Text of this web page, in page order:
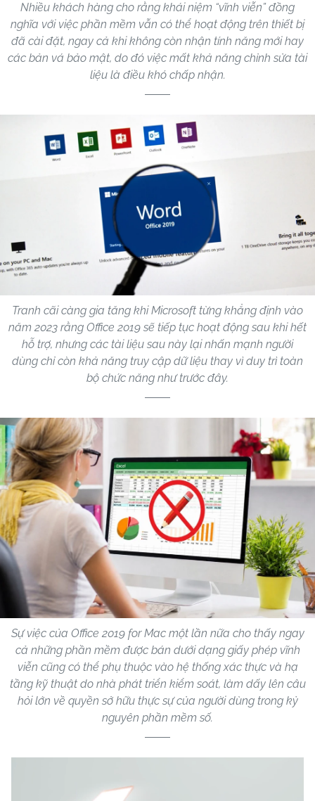
Nhiều khách hàng cho rằng khái niệm “vĩnh viễn” đồng
nghĩa với việc phần mềm vẫn có thể hoạt động trên thiết bị
đã cài đặt, ngay cả khi không còn nhận tính năng mới hay
các bản vá bảo mật, do đó việc mất khả năng chỉnh sửa tài
liệu là điều khó chấp nhận.
Tranh cãi càng gia tăng khi Microsoft từng khẳng định vào
năm 2023 rằng Office 2019 sẽ tiếp tục hoạt động sau khi hết
hỗ trợ, nhưng các tài liệu sau này lại nhấn mạnh người
dùng chỉ còn khả năng truy cập dữ liệu thay vì duy trì toàn
bộ chức năng như trước đây.
Sự việc của Office 2019 for Mac một lần nữa cho thấy ngay
cả những phần mềm được bán dưới dạng giấy phép vĩnh
viễn cũng có thể phụ thuộc vào hệ thống xác thực và hạ
tầng kỹ thuật do nhà phát triển kiểm soát, làm dấy lên câu
hỏi lớn về quyền sở hữu thực sự của người dùng trong kỷ
nguyên phần mềm số.